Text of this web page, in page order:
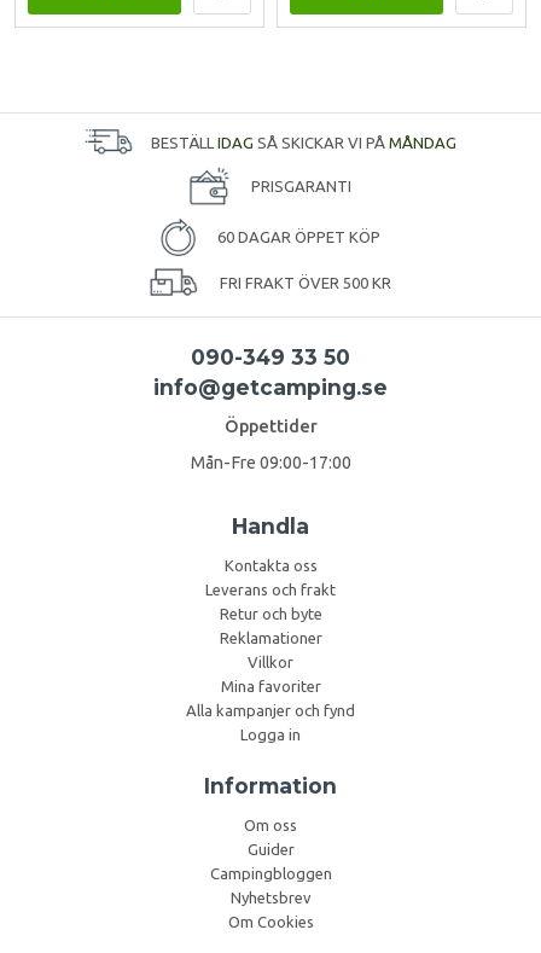
BESTÄLL IDAG SÅ SKICKAR VI PÅ MÅNDAG
PRISGARANTI
60 DAGAR ÖPPET KÖP
FRI FRAKT ÖVER 500 KR
090-349 33 50
info@getcamping.se
Öppettider
Mån-Fre 09:00-17:00
Handla
Kontakta oss
Leverans och frakt
Retur och byte
Reklamationer
Villkor
Mina favoriter
Alla kampanjer och fynd
Logga in
Information
Om oss
Guider
Campingbloggen
Nyhetsbrev
Om Cookies